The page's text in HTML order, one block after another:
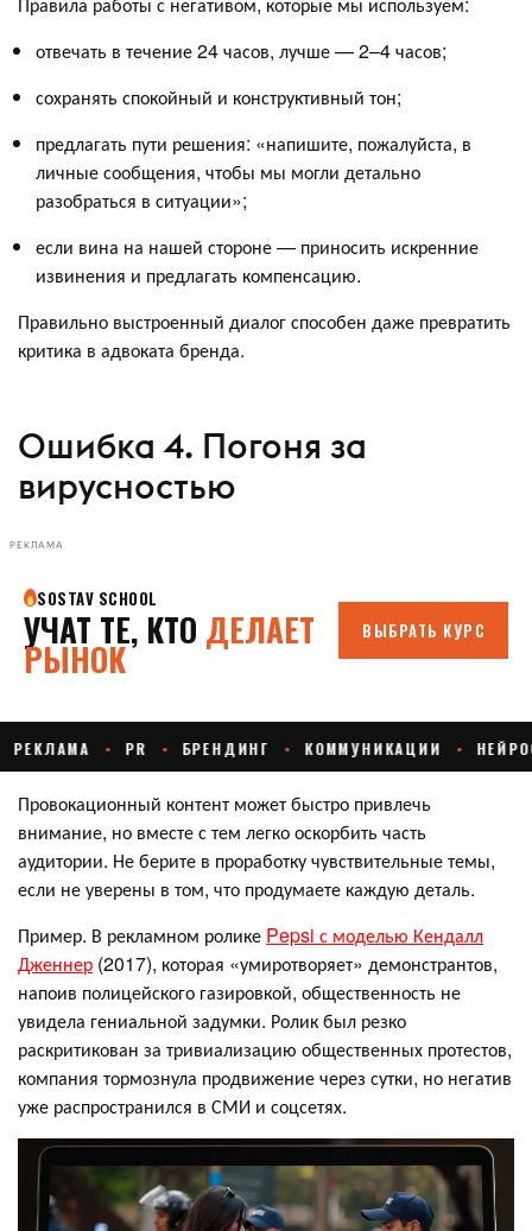
отвечать в течение 24 часов, лучше — 2–4 часов;
сохранять спокойный и конструктивный тон;
предлагать пути решения: «напишите, пожалуйста, в
личные сообщения, чтобы мы могли детально
разобраться в ситуации»;
если вина на нашей стороне — приносить искренние
извинения и предлагать компенсацию.
Правильно выстроенный диалог способен даже превратить
критика в адвоката бренда.
Ошибка 4. Погоня за
вирусностью
РЕКЛАМА
Провокационный контент может быстро привлечь
внимание, но вместе с тем легко оскорбить часть
аудитории. Не берите в проработку чувствительные темы,
если не уверены в том, что продумаете каждую деталь.
Пример. В рекламном ролике Pepsi с моделью Кендалл
Дженнер (2017), которая «умиротворяет» демонстрантов,
напоив полицейского газировкой, общественность не
увидела гениальной задумки. Ролик был резко
раскритикован за тривиализацию общественных протестов,
компания тормознула продвижение через сутки, но негатив
уже распространился в СМИ и соцсетях.